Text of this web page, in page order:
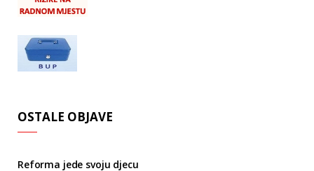
OSTALE OBJAVE
Reforma jede svoju djecu